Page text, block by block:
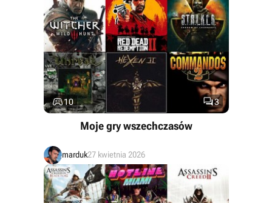
3
10
Moje gry wszechczasów
marduk27 kwietnia 2026